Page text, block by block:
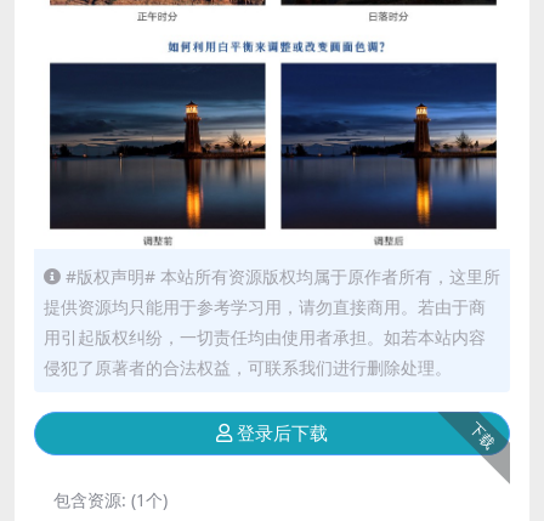
#版权声明# 本站所有资源版权均属于原作者所有，这里所
提供资源均只能用于参考学习用，请勿直接商用。若由于商
用引起版权纠纷，一切责任均由使用者承担。如若本站内容
侵犯了原著者的合法权益，可联系我们进行删除处理。
下载
登录后下载
包含资源: (1个)